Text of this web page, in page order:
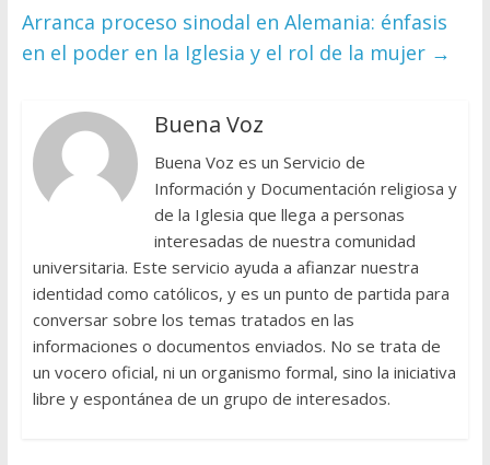
Arranca proceso sinodal en Alemania: énfasis
en el poder en la Iglesia y el rol de la mujer →
Buena Voz
Buena Voz es un Servicio de
Información y Documentación religiosa y
de la Iglesia que llega a personas
interesadas de nuestra comunidad
universitaria. Este servicio ayuda a afianzar nuestra
identidad como católicos, y es un punto de partida para
conversar sobre los temas tratados en las
informaciones o documentos enviados. No se trata de
un vocero oficial, ni un organismo formal, sino la iniciativa
libre y espontánea de un grupo de interesados.